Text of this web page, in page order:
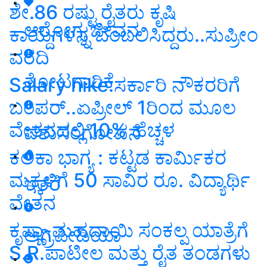
ಆರೋಗ್ಯ ಜೀವನ
ತೋಟಗಾರಿಕೆ
ಪಶುಸಂಗೋಪನೆ
ಇತರೆ
ಅಗ್ರಿಪೀಡಿಯಾ
ಶೇ.86 ರಷ್ಟು ರೈತರು ಕೃಷಿ
ಕಾಯ್ದೆಗಳನ್ನ ಬೆಂಬಲಿಸಿದ್ದರು..ಸುಪ್ರೀಂ
ವರದಿ
Salary hike:ಸರ್ಕಾರಿ ನೌಕರರಿಗೆ
ಬಂಪರ್‌..ಏಪ್ರೀಲ್‌ 1ರಿಂದ ಮೂಲ
ವೇತನದಲ್ಲಿ 10% ಹೆಚ್ಚಳ
ಕಲಿಕಾ ಭಾಗ್ಯ : ಕಟ್ಟಡ ಕಾರ್ಮಿಕರ
ಮಕ್ಕಳಿಗೆ 50 ಸಾವಿರ ರೂ. ವಿದ್ಯಾರ್ಥಿ
ವೇತನ
ಕೃಷ್ಣಾ-ಮಹದಾಯಿ ಸಂಕಲ್ಪ ಯಾತ್ರೆಗೆ
S.R.ಪಾಟೀಲ ಮತ್ತು ರೈತ ತಂಡಗಳು